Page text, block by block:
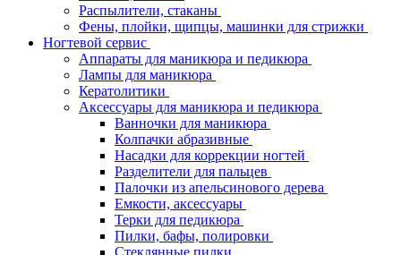
Распылители, стаканы
Фены, плойки, щипцы, машинки для стрижки
Ногтевой сервис
Аппараты для маникюра и педикюра
Лампы для маникюра
Кератолитики
Аксессуары для маникюра и педикюра
Ванночки для маникюра
Колпачки абразивные
Насадки для коррекции ногтей
Разделители для пальцев
Палочки из апельсинового дерева
Емкости, аксессуары
Терки для педикюра
Пилки, бафы, полировки
Стеклянные пилки